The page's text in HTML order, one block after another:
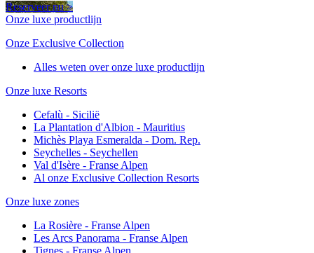
Reserveer nu >
Onze luxe productlijn
Onze Exclusive Collection
Alles weten over onze luxe productlijn
Onze luxe Resorts
Cefalù - Sicilië
La Plantation d'Albion - Mauritius
Michès Playa Esmeralda - Dom. Rep.
Seychelles - Seychellen
Val d'Isère - Franse Alpen
Al onze Exclusive Collection Resorts
Onze luxe zones
La Rosière - Franse Alpen
Les Arcs Panorama - Franse Alpen